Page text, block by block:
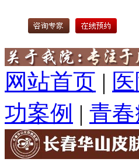
网站首页 |
功案例 | 青